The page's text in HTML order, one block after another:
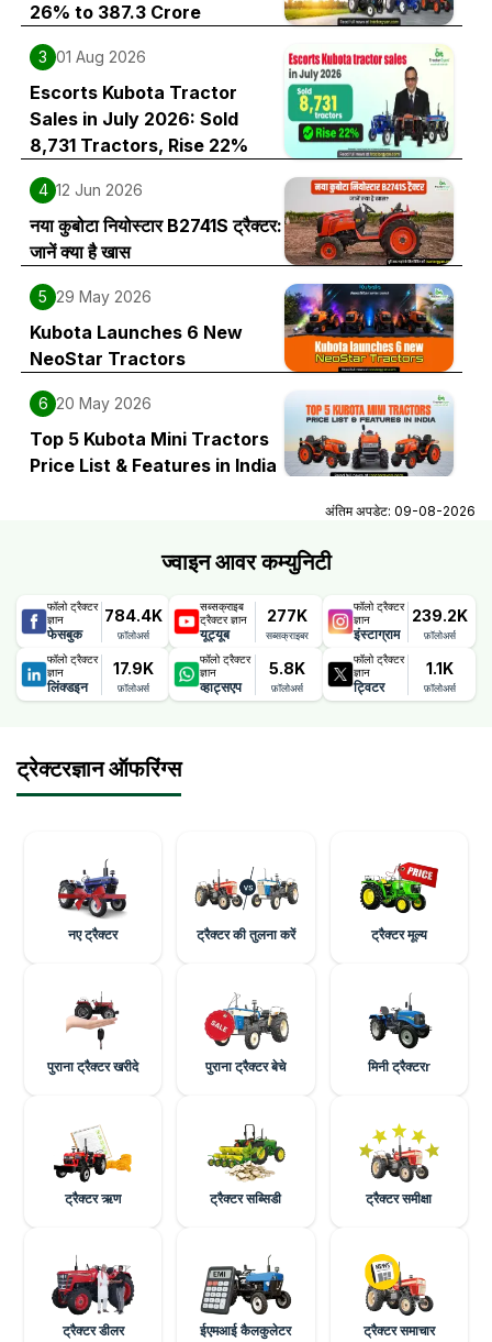
26% to ₹387.3 Crore
3 01 Aug 2026
Escorts Kubota Tractor
Sales in July 2026: Sold
8,731 Tractors, Rise 22%
4 12 Jun 2026
नया कुबोटा नियोस्टार B2741S ट्रैक्टर:
जानें क्या है खास
5 29 May 2026
Kubota Launches 6 New
NeoStar Tractors
6 20 May 2026
Top 5 Kubota Mini Tractors
Price List & Features in India
अंतिम अपडेट: 09-08-2026
ज्वाइन आवर कम्युनिटी
फॉलो ट्रैक्टर
ज्ञान
फेसबुक
784.4K
फ़ॉलोअर्स
सब्सक्राइब
ट्रैक्टर ज्ञान
यूट्यूब
277K
सब्सक्राइबर
फॉलो ट्रैक्टर
ज्ञान
इंस्टाग्राम
239.2K
फ़ॉलोअर्स
फॉलो ट्रैक्टर
ज्ञान
लिंक्डइन
17.9K
फ़ॉलोअर्स
फॉलो ट्रैक्टर
ज्ञान
व्हाट्सएप
5.8K
फ़ॉलोअर्स
फॉलो ट्रैक्टर
ज्ञान
ट्विटर
1.1K
फ़ॉलोअर्स
ट्रेक्टरज्ञान ऑफरिंग्स
नए ट्रैक्टर ट्रैक्टर की तुलना करें ट्रैक्टर मूल्य
पुराना ट्रैक्टर खरीदे पुराना ट्रैक्टर बेचे मिनी ट्रैक्टरr
ट्रैक्टर ऋण ट्रैक्टर सब्सिडी ट्रैक्टर समीक्षा
ट्रैक्टर डीलर ईएमआई कैलकुलेटर ट्रैक्टर समाचार